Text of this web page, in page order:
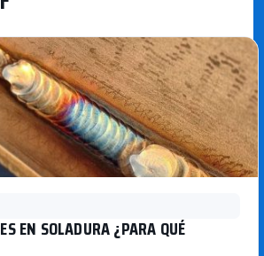
EN SOLADURA ¿PARA QUÉ